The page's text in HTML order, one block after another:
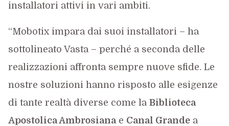
installatori attivi in vari ambiti.
“Mobotix impara dai suoi installatori – ha
sottolineato Vasta – perché a seconda delle
realizzazioni affronta sempre nuove sfide. Le
nostre soluzioni hanno risposto alle esigenze
di tante realtà diverse come la Biblioteca
Apostolica Ambrosianae Canal Grandea